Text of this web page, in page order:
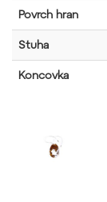
Povrch hran
Stuha
Koncovka